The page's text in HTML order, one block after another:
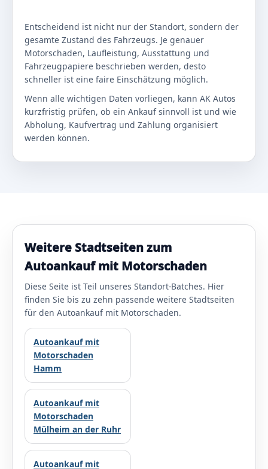
Entscheidend ist nicht nur der Standort, sondern der
gesamte Zustand des Fahrzeugs. Je genauer
Motorschaden, Laufleistung, Ausstattung und
Fahrzeugpapiere beschrieben werden, desto
schneller ist eine faire Einschätzung möglich.
Wenn alle wichtigen Daten vorliegen, kann AK Autos
kurzfristig prüfen, ob ein Ankauf sinnvoll ist und wie
Abholung, Kaufvertrag und Zahlung organisiert
werden können.
Weitere Stadtseiten zum
Autoankauf mit Motorschaden
Diese Seite ist Teil unseres Standort-Batches. Hier
finden Sie bis zu zehn passende weitere Stadtseiten
für den Autoankauf mit Motorschaden.
Autoankauf mit
Motorschaden
Hamm
Autoankauf mit
Motorschaden
Mülheim an der Ruhr
Autoankauf mit